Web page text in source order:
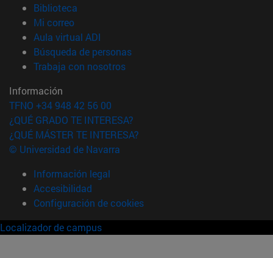
Biblioteca
Mi correo(abre en nueva ventana)
Aula virtual ADI
Búsqueda de personas(abre en nueva ventana)
Trabaja con nosotros(abre en nueva ventana)
Información
TFNO +34 948 42 56 00
¿QUÉ GRADO TE INTERESA?
¿QUÉ MÁSTER TE INTERESA?
© Universidad de Navarra
Información legal
Accesibilidad
Configuración de cookies
Localizador de campus